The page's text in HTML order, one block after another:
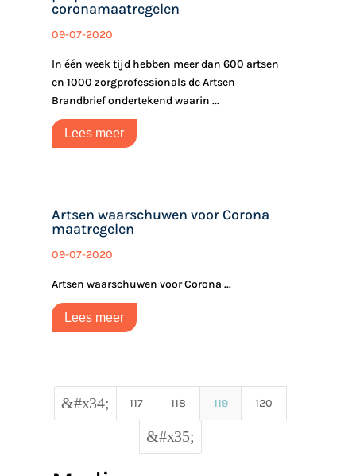
coronamaatregelen
09-07-2020
In één week tijd hebben meer dan 600 artsen
en 1000 zorgprofessionals de Artsen
Brandbrief ondertekend waarin ...
Lees meer
Artsen waarschuwen voor Corona
maatregelen
09-07-2020
Artsen waarschuwen voor Corona ...
Lees meer
&#x34; 117 118 119 120
&#x35;